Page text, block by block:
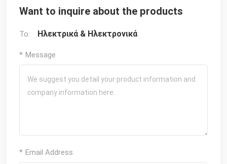
Want to inquire about the products
To: Ηλεκτρικά & Ηλεκτρονικά
* Message
* Email Address